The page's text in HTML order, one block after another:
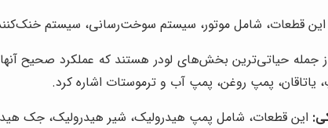
این قطعات، شامل موتور، سیستم سوخت‌رسانی، سیستم
جمله حیاتی‌ترین بخش‌های لودر هستند که عملکرد صحیح
یاتاقان، پمپ روغن، پمپ آب و ترموستات اشاره کرد.
این قطعات، شامل پمپ هیدرولیک، شیر هیدرولیک، جک